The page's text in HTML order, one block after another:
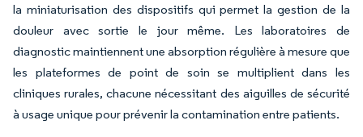
la miniaturisation des dispositifs qui permet la gestion de la
douleur avec sortie le jour même. Les laboratoires de
diagnostic maintiennent une absorption régulière à mesure que
les plateformes de point de soin se multiplient dans les
cliniques rurales, chacune nécessitant des aiguilles de sécurité
à usage unique pour prévenir la contamination entre patients.